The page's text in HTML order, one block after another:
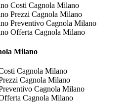
Costi Cagnola Milano
Prezzi Cagnola Milano
Preventivo Cagnola Milano
Offerta Cagnola Milano
Milano
Cagnola Milano
Cagnola Milano
Cagnola Milano
Cagnola Milano